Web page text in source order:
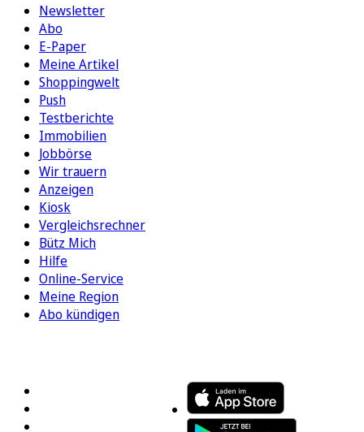
Newsletter
Abo
E-Paper
Meine Artikel
Shoppingwelt
Push
Testberichte
Immobilien
Jobbörse
Wir trauern
Anzeigen
Kiosk
Vergleichsrechner
Bütz Mich
Hilfe
Online-Service
Meine Region
Abo kündigen